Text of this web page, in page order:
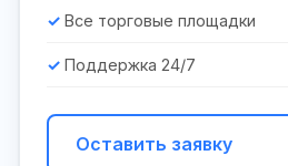
Все торговые площадки
Поддержка 24/7
Оставить заявку